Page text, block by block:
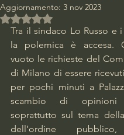
Aggiornamento: 3 nov 2023
Valutazione NaN stelle su 5.
Tra il sindaco Lo Russo e
la polemica è accesa.
vuoto le richieste del
di Milano di essere
per pochi minuti a
scambio di
soprattutto sul tema
dell’ordine